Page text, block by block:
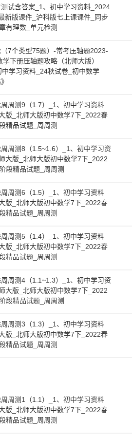
试含答案_1、初中学习资料_2024
新版课件_沪科版七上课课件_同步
有理数_单元检测
7个类型75题）-常考压轴题2023-
下册压轴题攻略（北师大版）
中学习资料_24秋试卷_初中数学
周测9（1.7）_1、初中学习资料
版_北师大版初中数学7下_2022春
精品试题_周周测
周测8（1.5~1.6）_1、初中学习资
大版_北师大版初中数学7下_2022
段精品试题_周周测
周测6（1.5）_1、初中学习资料
版_北师大版初中数学7下_2022春
精品试题_周周测
周测5（1.4）_1、初中学习资料
版_北师大版初中数学7下_2022春
精品试题_周周测
周测4（1.1~1.3）_1、初中学习资
大版_北师大版初中数学7下_2022
段精品试题_周周测
周测3（1.3）_1、初中学习资料
版_北师大版初中数学7下_2022春
精品试题_周周测
周测1（1.1）_1、初中学习资料
版_北师大版初中数学7下_2022春
精品试题_周周测